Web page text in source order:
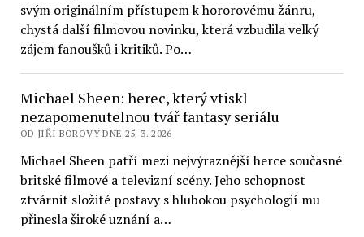
svým originálním přístupem k hororovému žánru,
chystá další filmovou novinku, která vzbudila velký
zájem fanoušků i kritiků. Po…
Michael Sheen: herec, který vtiskl
nezapomenutelnou tvář fantasy seriálu
OD JIŘÍ BOROVÝ DNE 25. 3. 2026
Michael Sheen patří mezi nejvýraznější herce současné
britské filmové a televizní scény. Jeho schopnost
ztvárnit složité postavy s hlubokou psychologií mu
přinesla široké uznání a…